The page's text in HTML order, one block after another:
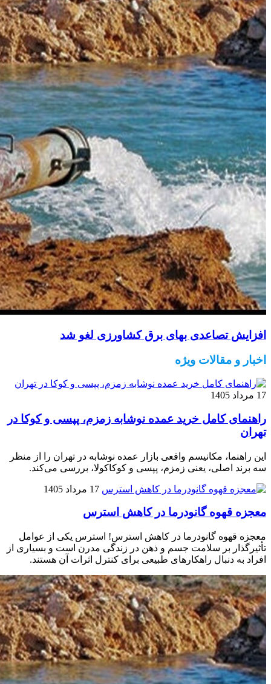
افزایش تصاعدی بهای برق کشاورزی لغو شد
اخبار و مقالات ویژه
17 مرداد 1405
راهنمای کامل خرید عمده نوشابه زمزم، پپسی و کوکا در
تهران
این راهنما، مکانیسم واقعی بازار عمده نوشابه در تهران را از منظر
سه برند اصلی، یعنی زمزم، پپسی و کوکاکولا، بررسی می‌کند.
17 مرداد 1405
معجزه قهوه گانودرما در کاهش استرس
معجزه قهوه گانودرما در کاهش استرس! استرس یکی از عوامل
تأثیرگذار بر سلامت جسم و ذهن در زندگی مدرن است و بسیاری از
افراد به دنبال راهکارهای طبیعی برای کنترل اثرات آن هستند.